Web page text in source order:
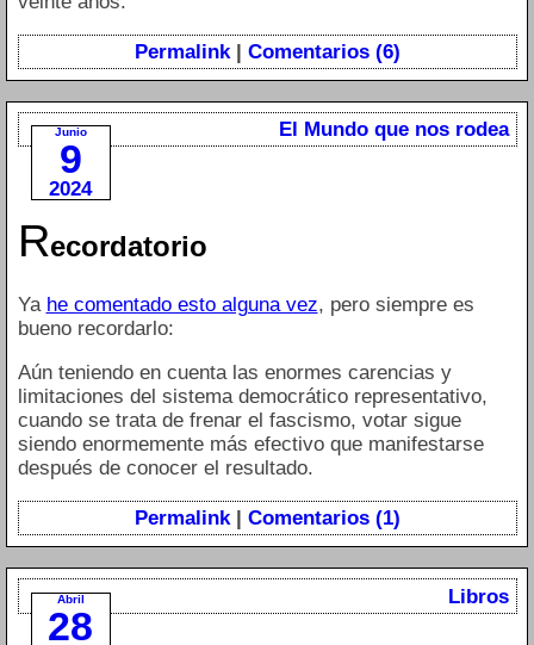
Permalink| Comentarios (6)
Junio
9
2024
El Mundo que nos rodea
Recordatorio
Ya he comentado esto alguna vez, pero siempre es
bueno recordarlo:
Aún teniendo en cuenta las enormes carencias y
limitaciones del sistema democrático representativo,
cuando se trata de frenar el fascismo, votar sigue
siendo enormemente más efectivo que manifestarse
después de conocer el resultado.
Permalink| Comentarios (1)
Abril
28
Libros